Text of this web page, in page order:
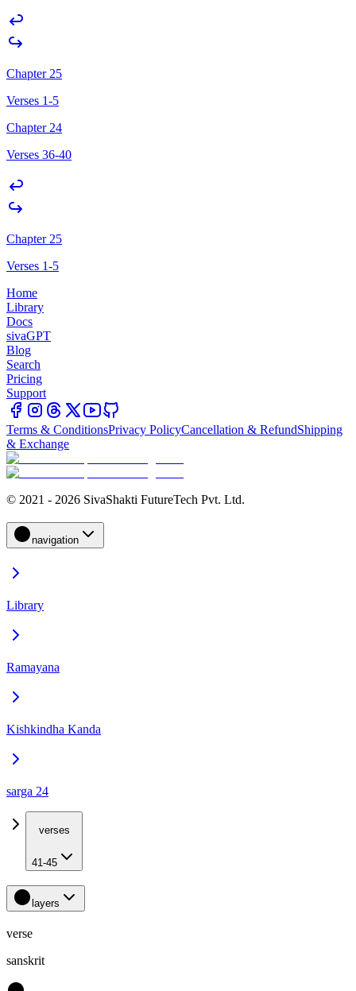
Chapter 25
Verses 1-5
Chapter 24
Verses 36-40
Chapter 25
Verses 1-5
Home
Library
Docs
sivaGPT
Blog
Search
Pricing
Support
Terms & ConditionsPrivacy PolicyCancellation & RefundShipping
& Exchange
© 2021 - 2026 SivaShakti FutureTech Pvt. Ltd.
navigation
Library
Ramayana
Kishkindha Kanda
sarga 24
verses
41-45
layers
verse
sanskrit